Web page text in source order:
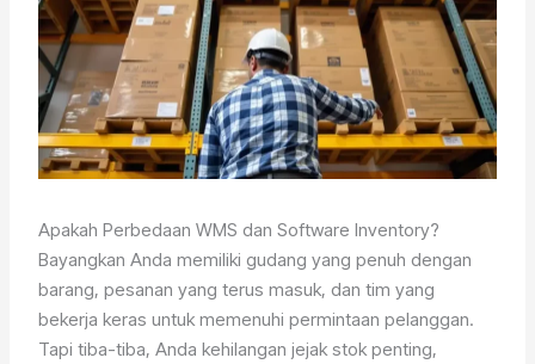
Apakah Perbedaan WMS dan Software Inventory?
Bayangkan Anda memiliki gudang yang penuh dengan
barang, pesanan yang terus masuk, dan tim yang
bekerja keras untuk memenuhi permintaan pelanggan.
Tapi tiba-tiba, Anda kehilangan jejak stok penting,